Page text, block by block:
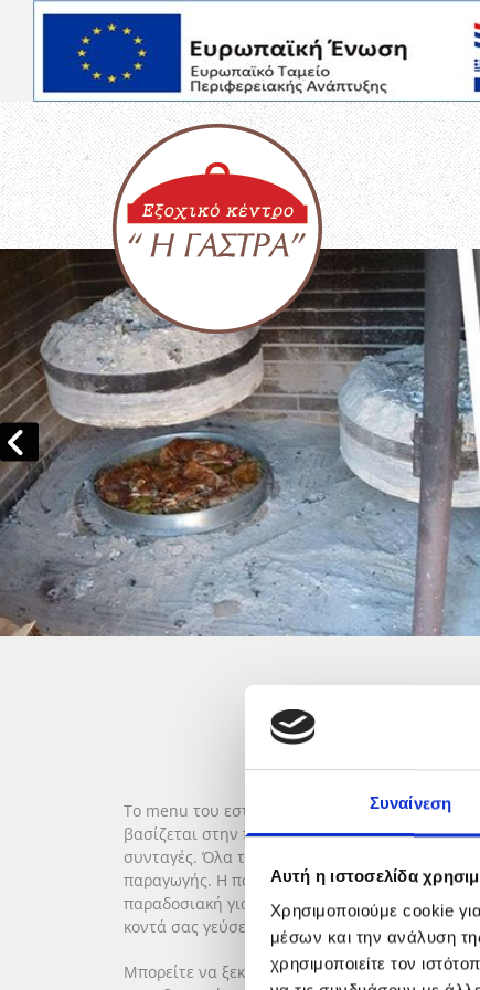
Συναίνεση
Αυτή η ιστοσελίδα
Χρησιμοποιούμε cookie
μέσων και την ανάλυση
χρησιμοποιείτε τον
Το menu του εστιατορίου – παραδοσιακής
βασίζεται στην παραδοσιακή ηπειρώτικη
συνταγές. Όλα τα υλικά που χρησιμοποιούμε
παραγωγής. Η παρασκευή των περισσότερων
παραδοσιακή γιαννιώτικη γάστρα, από τον
κοντά σας γεύσεις από… τα παλιά!
Μπορείτε να ξεκινήσετε το γεύμα σας με την